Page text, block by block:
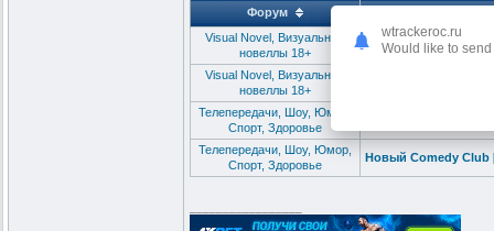
Форум
Visual Novel, Визуальные
новеллы 18+
The Lust City 1-2 /
Visual Novel, Визуальные
новеллы 18+
Телепередачи, Шоу, Юмор,
Спорт, Здоровье
Телепередачи, Шоу, Юмор,
Спорт, Здоровье
Новый Comedy Club
wtrackeroc.ru
Would like to